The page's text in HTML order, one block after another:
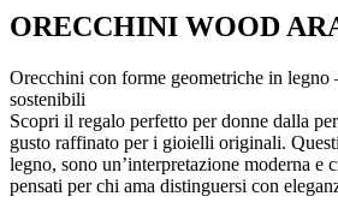
ORECCHINI WOOD
Orecchini con forme geometriche in legno
sostenibili
Scopri il regalo perfetto per donne dalla
gusto raffinato per i gioielli originali.
legno, sono un’interpretazione moderna e
pensati per chi ama distinguersi con